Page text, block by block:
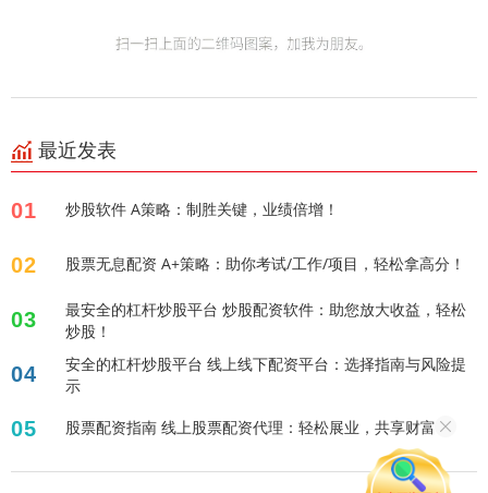
最近发表
01 炒股软件 A策略：制胜关键，业绩倍增！
02 股票无息配资 A+策略：助你考试/工作/项目，轻松拿高分！
03
最安全的杠杆炒股平台 炒股配资软件：助您放大收益，轻松
炒股！
04
安全的杠杆炒股平台 线上线下配资平台：选择指南与风险提
示
05 股票配资指南 线上股票配资代理：轻松展业，共享财富！